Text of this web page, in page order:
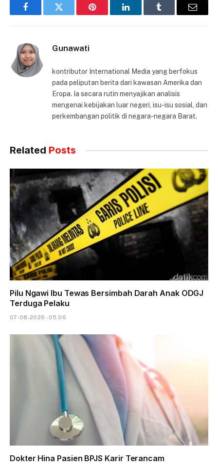
FacebookTwitter Pinterest LinkedInTumblr Email
Gunawati
kontributor International Media yang berfokus
pada peliputan berita dari kawasan Amerika dan
Eropa. Ia secara rutin menyajikan analisis
mengenai kebijakan luar negeri, isu-isu sosial, dan
perkembangan politik di negara-negara Barat.
Related Posts
Pilu Ngawi Ibu Tewas Bersimbah Darah Anak ODGJ
Terduga Pelaku
07-08-2026 - 05.06
Dokter Hina Pasien BPJS Karir Terancam